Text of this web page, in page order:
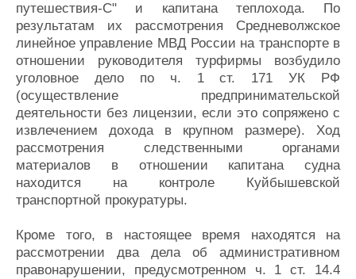
путешествия-С" и капитана теплохода. По
результатам их рассмотрения Средневолжское
линейное управление МВД России на транспорте в
отношении руководителя турфирмы возбудило
уголовное дело по ч. 1 ст. 171 УК РФ
(осуществление предпринимательской
деятельности без лицензии, если это сопряжено с
извлечением дохода в крупном размере). Ход
рассмотрения следственными органами
материалов в отношении капитана судна
находится на контроле Куйбышевской
транспортной прокуратуры.
Кроме того, в настоящее время находятся на
рассмотрении два дела об административном
правонарушении, предусмотренном ч. 1 ст. 14.4